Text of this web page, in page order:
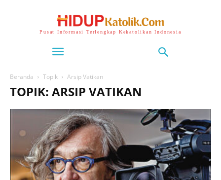
Pusat Informasi Terlengkap Kekatolikan Indonesia
Beranda Topik Arsip Vatikan
TOPIK: ARSIP VATIKAN